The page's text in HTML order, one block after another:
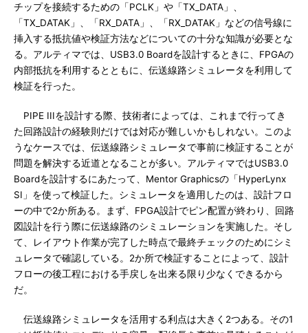
チップを接続するための「PCLK」や「TX_DATA」、
「TX_DATAK」、「RX_DATA」、「RX_DATAK」などの信号線に
挿入する抵抗値や検証方法などについての十分な知識が必要とな
る。アルティマでは、USB3.0 Boardを設計するときに、FPGAの
内部抵抗を利用するとともに、伝送線路シミュレータを利用して
検証を行った。
PIPE IIIを設計する際、技術者によっては、これまで行ってき
た回路設計の経験則だけでは対応が難しいかもしれない。このよ
うなケースでは、伝送線路シミュレータで事前に検証することが
問題を解決する近道となることが多い。アルティマではUSB3.0
Boardを設計するにあたって、Mentor Graphicsの「HyperLynx
SI」を使って検証した。シミュレータを適用したのは、設計フロ
ーの中で2か所ある。まず、FPGA設計でピン配置が終わり、回路
図設計を行う際に伝送線路のシミュレーションを実施した。そし
て、レイアウト作業が完了した時点で最終チェックのためにシミ
ュレータで確認している。2か所で検証することによって、設計
フローの後工程における手戻しを出来る限り少なくできるから
だ。
伝送線路シミュレータを活用する利点は大きく2つある。その1